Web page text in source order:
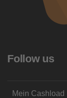
Follow us
Mein Cashload